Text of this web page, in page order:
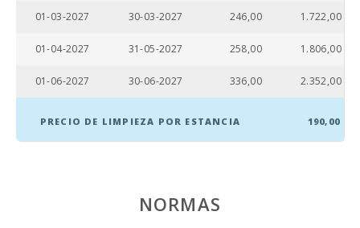
Estación de
tren Sa Pobla
autobuses (m):
aeropuerto
(кm):
01-03-2027 30-03-2027 246,00 1.722,00
01-04-2027 31-05-2027 258,00 1.806,00
01-06-2027 30-06-2027 336,00 2.352,00
PRECIO DE LIMPIEZA POR ESTANCIA 190,00
NORMAS